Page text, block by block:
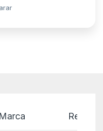
Marca Reseñas